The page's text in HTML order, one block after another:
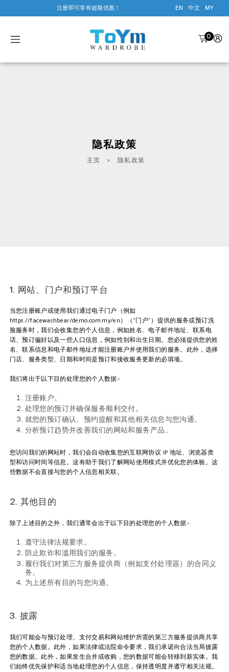
注册即可享有超额优惠！ EN 中文 MY
0
隐私政策
主页 隐私政策
1. 网站、门户和预订平台
当您注册账户或使用我们通过电子门户（例如
https://facewashbear/demo.com.my/en）（“门户”）提供的服务或预订洗
脸服务时，我们会收集您的个人信息，例如姓名、电子邮件地址、联系电
话、预订偏好以及一些人口信息，例如性别和出生日期。您必须提供您的姓
名、联系信息和电子邮件地址才能注册账户并使用我们的服务。此外，选择
门店、服务类型、日期和时间是预订和接收服务更新的必填项。
我们将出于以下目的处理您的个人数据:-
注册账户。
处理您的预订并确保服务顺利交付。
就您的预订确认、预约提醒和其他相关信息与您沟通。
分析预订趋势并改善我们的网站和服务产品。
您访问我们的网站时，我们会自动收集您的互联网协议 IP 地址、浏览器类
型和访问时间等信息。这有助于我们了解网站使用模式并优化您的体验。这
些数据不会直接与您的个人信息相关联。
2. 其他目的
除了上述目的之外，我们通常会出于以下目的处理您的个人数据:-
遵守法律法规要求。
防止欺诈和滥用我们的服务。
履行我们对第三方服务提供商（例如支付处理器）的合同义
务。
为上述所有目的与您沟通。
3. 披露
我们可能会与预订处理、支付交易和网站维护所需的第三方服务提供商共享
您的个人数据。此外，如果法律或法院命令要求，我们承诺向合法当局披露
您的数据。此外，如果发生合并或收购，您的数据可能会转移到新实体。我
们始终优先保护和适当地处理您的个人信息，保持透明度并遵守相关法规。